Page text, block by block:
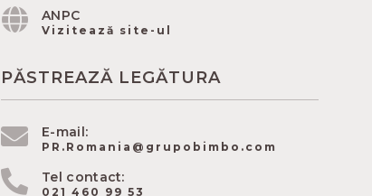
ANPC
Vizitează site-ul
PĂSTREAZĂ LEGĂTURA
E-mail:
PR.Romania@grupobimbo.com
Tel contact:
021 460 99 53